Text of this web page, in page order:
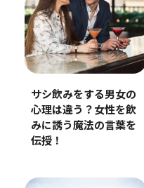
サシ飲みをする男女の
心理は違う？女性を飲
みに誘う魔法の言葉を
伝授！